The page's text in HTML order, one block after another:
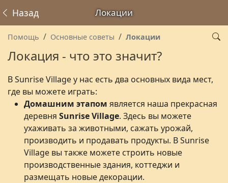
Локации
Назад
Помощь Основные советы Локации
Локация - что это значит?
В Sunrise Village у нас есть два основных вида мест,
где вы можете играть:
Домашним этапом является наша прекрасная
деревня SunriseVillage. Здесь вы можете
ухаживать за животными, сажать урожай,
производить и продавать продукты. В Sunrise
Village вы также можете строить новые
производственные здания, коттеджи и
размещать новые декорации.